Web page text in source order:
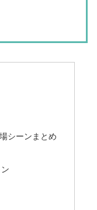
シーンまとめ